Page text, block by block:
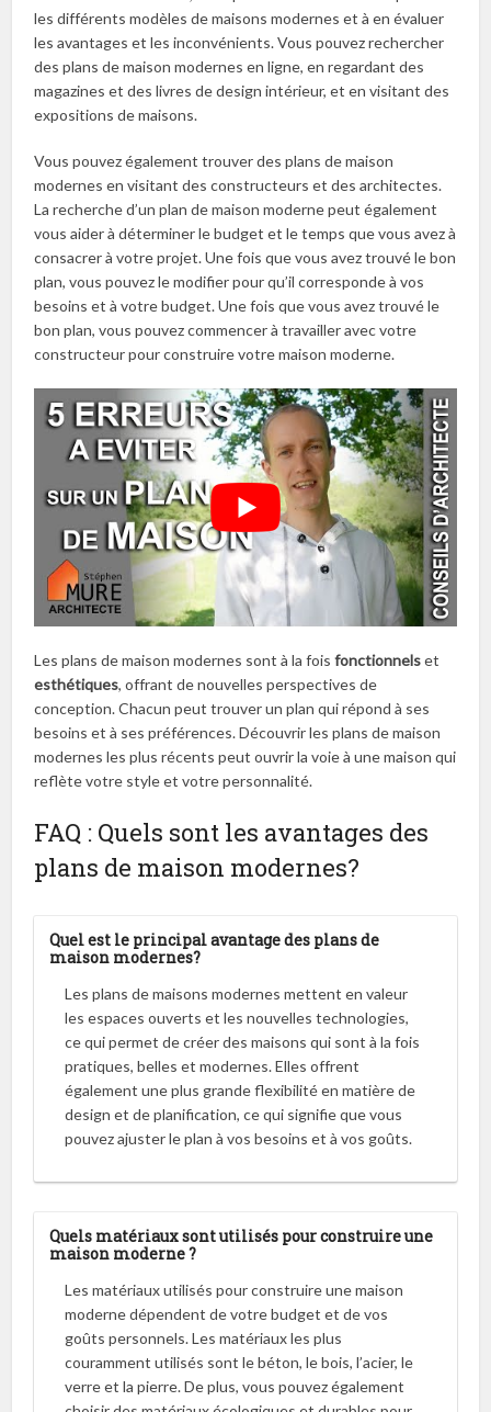
les différents modèles de maisons modernes et à en évaluer
les avantages et les inconvénients. Vous pouvez rechercher
des plans de maison modernes en ligne, en regardant des
magazines et des livres de design intérieur, et en visitant des
expositions de maisons.
Vous pouvez également trouver des plans de maison
modernes en visitant des constructeurs et des architectes.
La recherche d’un plan de maison moderne peut également
vous aider à déterminer le budget et le temps que vous avez à
consacrer à votre projet. Une fois que vous avez trouvé le bon
plan, vous pouvez le modifier pour qu’il corresponde à vos
besoins et à votre budget. Une fois que vous avez trouvé le
bon plan, vous pouvez commencer à travailler avec votre
constructeur pour construire votre maison moderne.
Les plans de maison modernes sont à la foisfonctionnelset
esthétiques, offrant de nouvelles perspectives de
conception. Chacun peut trouver un plan qui répond à ses
besoins et à ses préférences. Découvrir les plans de maison
modernes les plus récents peut ouvrir la voie à une maison qui
reflète votre style et votre personnalité.
FAQ : Quels sont les avantages des
plans de maison modernes?
Quel est le principal avantage des plans de
maison modernes?
Les plans de maisons modernes mettent en valeur
les espaces ouverts et les nouvelles technologies,
ce qui permet de créer des maisons qui sont à la fois
pratiques, belles et modernes. Elles offrent
également une plus grande flexibilité en matière de
design et de planification, ce qui signifie que vous
pouvez ajuster le plan à vos besoins et à vos goûts.
Quels matériaux sont utilisés pour construire une
maison moderne ?
Les matériaux utilisés pour construire une maison
moderne dépendent de votre budget et de vos
goûts personnels. Les matériaux les plus
couramment utilisés sont le béton, le bois, l’acier, le
verre et la pierre. De plus, vous pouvez également